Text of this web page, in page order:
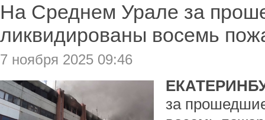
На Среднем Урале за
ликвидированы восемь
7 ноября 2025 09:46
за